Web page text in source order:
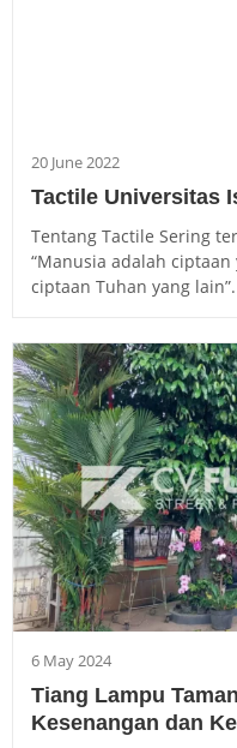
20 June 2022
Tactile Universitas
Tentang Tactile Sering
“Manusia adalah
ciptaan Tuhan yang
6 May 2024
Tiang Lampu
Kesenangan dan